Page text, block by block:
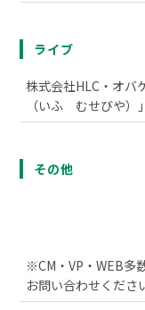
ライブ
株式会社HLC・オ
（いふ むせびや）
その他
※CM・VP・WEB多
お問い合わせくださ